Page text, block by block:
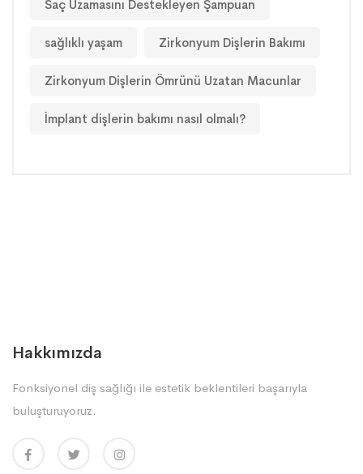
Saç Uzamasını Destekleyen Şampuan
sağlıklı yaşam Zirkonyum Dişlerin Bakımı
Zirkonyum Dişlerin Ömrünü Uzatan Macunlar
İmplant dişlerin bakımı nasıl olmalı?
Hakkımızda
Fonksiyonel diş sağlığı ile estetik beklentileri başarıyla
buluşturuyoruz.